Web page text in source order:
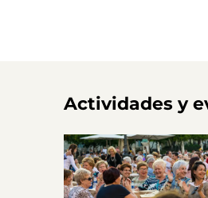
Actividades y